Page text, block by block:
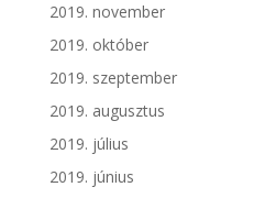
2019. november
2019. október
2019. szeptember
2019. augusztus
2019. július
2019. június